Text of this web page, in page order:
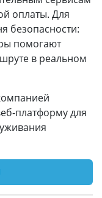
оплаты. Для
безопасности:
помогают
в реальном
платформу для